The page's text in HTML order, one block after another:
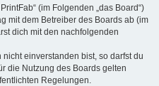
(im Folgenden „das Board“)
mit dem Betreiber des Boards ab (im
dich mit den nachfolgenden
einverstanden bist, so darfst du
die Nutzung des Boards gelten
Regelungen.